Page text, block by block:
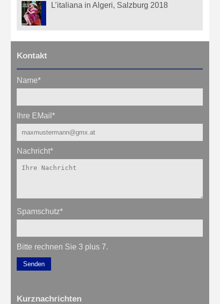
L’italiana in Algeri, Salzburg 2018
Kontakt
Name*
Ihre EMail*
Nachricht*
Spamschutz*
Bitte rechnen Sie 3 plus 7.
Senden
Kurznachrichten